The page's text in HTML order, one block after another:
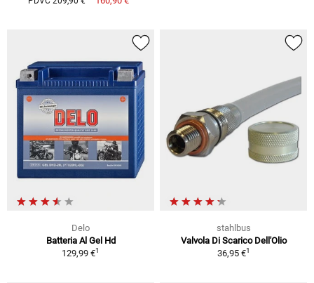
Delo
Batteria Al Gel Hd
129,99 €1
stahlbus
Valvola Di Scarico Dell'Olio
36,95 €1